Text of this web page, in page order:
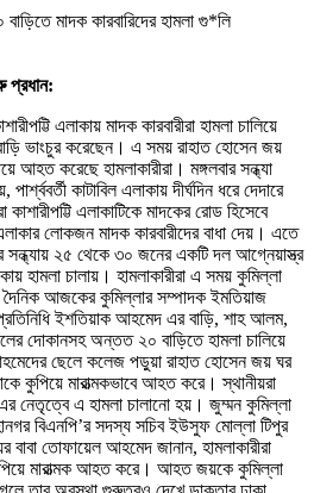
প্রধান:
এলাকায় মাদক কারবারীরা হামলা চালিয়ে
ভাংচুর করেছেন। এ সময় রাহাত হোসেন জয়
করেছে হামলাকারীরা। মঙ্গলবার সন্ধ্যা
কাটাবিল এলাকায় দীর্ঘদিন ধরে দেদারে
এলাকাটিকে মাদকের রোড হিসেবে
লোকজন মাদক কারবারীদের বাধা দেয়। এতে
সন্ধ্যায় ২৫ থেকে ৩০ জনের একটি দল আগ্নেয়াস্ত্র
হামলা চালায়। হামলাকারীরা এ সময় কুমিল্লা
দৈনিক আজকের কুমিল্লার সম্পাদক ইমতিয়াজ
ইশতিয়াক আহমেদ এর বাড়ি, শাহ আলম,
দোকানসহ অন্তত ২০ বাড়িতে হামলা চালিয়ে
ছেলে কলেজ পড়ুয়া রাহাত হোসেন জয় ঘর
কুপিয়ে মারাত্মকভাবে আহত করে। স্থানীয়রা
নেতৃত্বে এ হামলা চালানো হয়। জুম্মন কুমিল্লা
বিএনপি’র সদস্য সচিব ইউসুফ মোল্লা টিপুর
তোফায়েল আহমেদ জানান, হামলাকারীরা
মারাত্মক আহত করে। আহত জয়কে কুমিল্লা